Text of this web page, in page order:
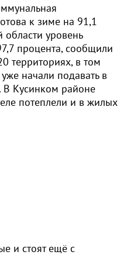
к зиме на 91,1
уровень
процента, сообщили
территориях, в том
начали подавать в
В Кусинком районе
потеплели и в жилых
и стоят ещё с